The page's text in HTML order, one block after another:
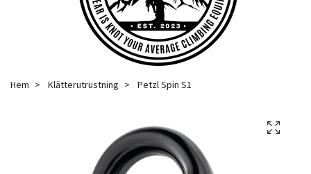
Hem Klätterutrustning Petzl Spin S1